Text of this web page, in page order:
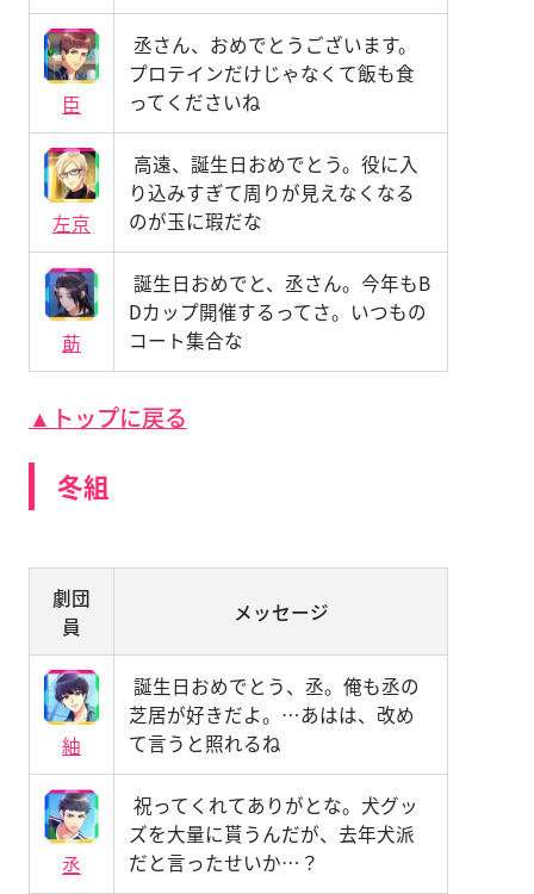
臣
丞さん、おめでとうございます。
プロテインだけじゃなくて飯も食
ってくださいね
左京
高遠、誕生日おめでとう。役に入
り込みすぎて周りが見えなくなる
のが玉に瑕だな
莇
誕生日おめでと、丞さん。今年もB
Dカップ開催するってさ。いつもの
コート集合な
▲トップに戻る
冬組
劇団
員
メッセージ
紬
誕生日おめでとう、丞。俺も丞の
芝居が好きだよ。…あはは、改め
て言うと照れるね
丞
祝ってくれてありがとな。犬グッ
ズを大量に貰うんだが、去年犬派
だと言ったせいか…？